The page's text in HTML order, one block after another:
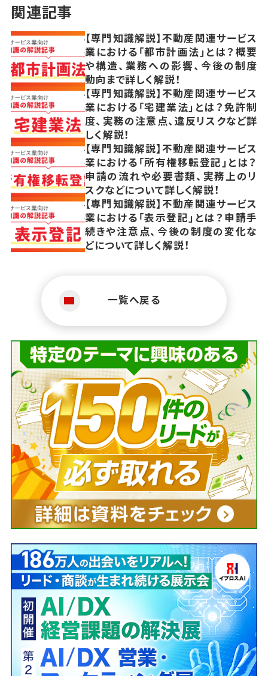
関連記事
【専門知識解説】不動産関連サービス
業における「都市計画法」とは？概要
や構造、業務への影響、今後の制度
動向まで詳しく解説！
【専門知識解説】不動産関連サービス
業における「宅建業法」とは？免許制
度、実務の注意点、違反リスクなど詳
しく解説！
【専門知識解説】不動産関連サービス
業における「所有権移転登記」とは？
申請の流れや必要書類、実務上のリ
スクなどについて詳しく解説！
【専門知識解説】不動産関連サービス
業における「表示登記」とは？申請手
続きや注意点、今後の制度の変化な
どについて詳しく解説！
一覧へ戻る